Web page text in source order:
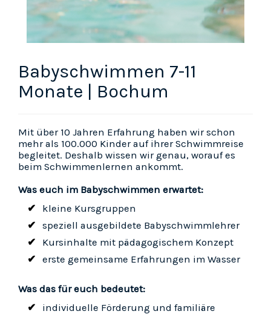
Babyschwimmen 7-11
Monate | Bochum
Mit über 10 Jahren Erfahrung haben wir schon
mehr als 100.000 Kinder auf ihrer Schwimmreise
begleitet. Deshalb wissen wir genau, worauf es
beim Schwimmenlernen ankommt.
Was euch im Babyschwimmen erwartet:
kleine Kursgruppen
speziell ausgebildete Babyschwimmlehrer
Kursinhalte mit pädagogischem Konzept
erste gemeinsame Erfahrungen im Wasser
Was das für euch bedeutet:
individuelle Förderung und familiäre